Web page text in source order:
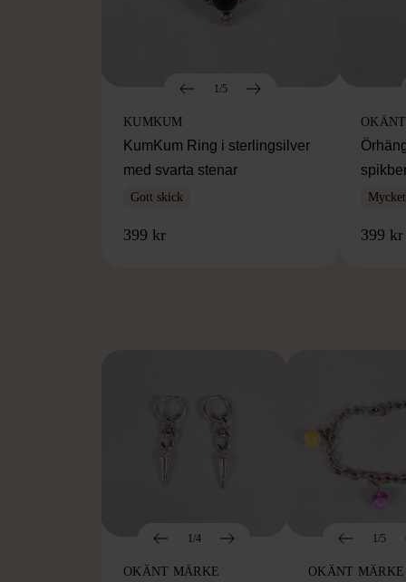
1/5
KUMKUM
KumKum Ring i sterlingsilver
med svarta stenar
Gott skick
399 kr 399 kr
1/4
OKÄNT MÄRKE
1/5
OKÄNT MÄRKE